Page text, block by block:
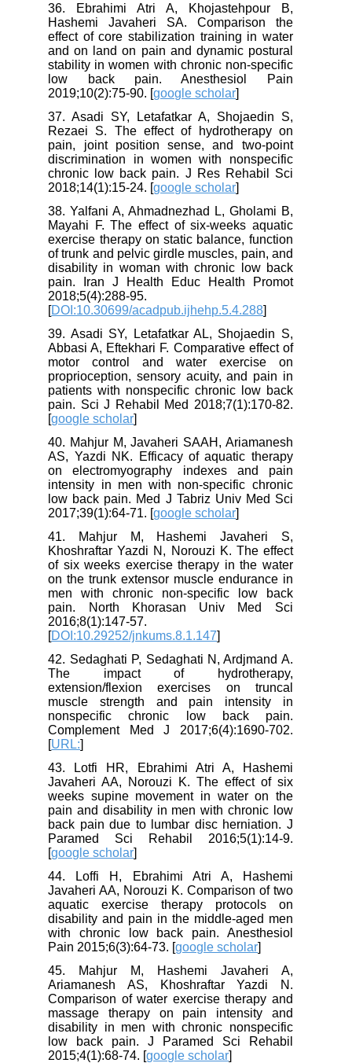
36. Ebrahimi Atri A, Khojastehpour B,
Hashemi Javaheri SA. Comparison the
effect of core stabilization training in water
and on land on pain and dynamic postural
stability in women with chronic non-specific
low back pain. Anesthesiol Pain
2019;10(2):75-90. [google scholar
37. Asadi SY, Letafatkar A, Shojaedin S,
Rezaei S. The effect of hydrotherapy on
pain, joint position sense, and two-point
discrimination in women with nonspecific
chronic low back pain. J Res Rehabil Sci
2018;14(1):15-24. [google scholar
38. Yalfani A, Ahmadnezhad L, Gholami B,
Mayahi F. The effect of six-weeks aquatic
exercise therapy on static balance, function
of trunk and pelvic girdle muscles, pain, and
disability in woman with chronic low back
pain. Iran J Health Educ Health Promot
2018;5(4):288-95.
[DOI:10.30699/acadpub.ijhehp.5.4.288
39. Asadi SY, Letafatkar AL, Shojaedin S,
Abbasi A, Eftekhari F. Comparative effect of
motor control and water exercise on
proprioception, sensory acuity, and pain in
patients with nonspecific chronic low back
pain. Sci J Rehabil Med 2018;7(1):170-82.
[google scholar
40. Mahjur M, Javaheri SAAH, Ariamanesh
AS, Yazdi NK. Efficacy of aquatic therapy
on electromyography indexes and pain
intensity in men with non-specific chronic
low back pain. Med J Tabriz Univ Med Sci
2017;39(1):64-71. [google scholar
41. Mahjur M, Hashemi Javaheri S,
Khoshraftar Yazdi N, Norouzi K. The effect
of six weeks exercise therapy in the water
on the trunk extensor muscle endurance in
men with chronic non-specific low back
pain. North Khorasan Univ Med Sci
2016;8(1):147-57.
[DOI:10.29252/jnkums.8.1.147
42. Sedaghati P, Sedaghati N, Ardjmand A.
The impact of hydrotherapy,
extension/flexion exercises on truncal
muscle strength and pain intensity in
nonspecific chronic low back pain.
Complement Med J 2017;6(4):1690-702.
[URL:
43. Lotfi HR, Ebrahimi Atri A, Hashemi
Javaheri AA, Norouzi K. The effect of six
weeks supine movement in water on the
pain and disability in men with chronic low
back pain due to lumbar disc herniation. J
Paramed Sci Rehabil 2016;5(1):14-9.
[google scholar
44. Loffi H, Ebrahimi Atri A, Hashemi
Javaheri AA, Norouzi K. Comparison of two
aquatic exercise therapy protocols on
disability and pain in the middle-aged men
with chronic low back pain. Anesthesiol
Pain 2015;6(3):64-73. [google scholar
45. Mahjur M, Hashemi Javaheri A,
Ariamanesh AS, Khoshraftar Yazdi N.
Comparison of water exercise therapy and
massage therapy on pain intensity and
disability in men with chronic nonspecific
low back pain. J Paramed Sci Rehabil
2015;4(1):68-74. [google scholar